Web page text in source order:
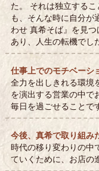
た。 それは独立する
も、そんな時に自分が
わせ 真希そば』を見
あり、人生の転機でし
仕事上でのモチベーシ
全力を出しきれる環境
を演出する営業の中で
毎日を過ごせることで
今後、真希で取り組み
時代の移り変わりの中
ていくために、お店の